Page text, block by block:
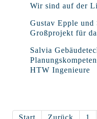
Wir sind auf der
Gustav Epple und
Großprojekt für
Salvia
HTW Ingenieure